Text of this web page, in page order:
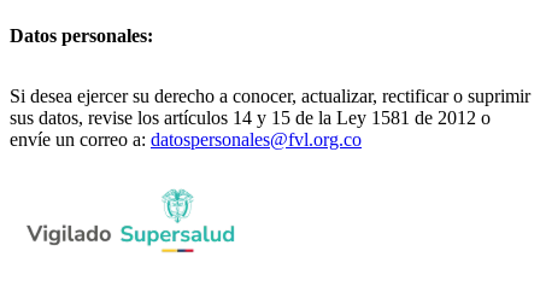
Datos personales:
Si desea ejercer su derecho a conocer, actualizar, rectificar o suprimir
sus datos, revise los artículos 14 y 15 de la Ley 1581 de 2012 o
envíe un correo a: datospersonales@fvl.org.co